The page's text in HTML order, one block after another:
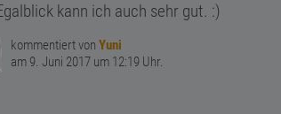
kann ich auch sehr gut. :)
kommentiert von Yuni
am 9. Juni 2017 um 12:19 Uhr.